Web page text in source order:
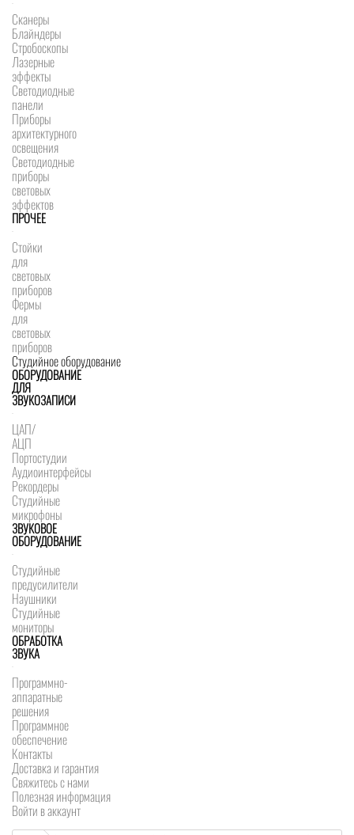
Сканеры
Блайндеры
Стробоскопы
Лазерные
эффекты
Светодиодные
панели
Приборы
архитектурного
освещения
Светодиодные
приборы
световых
эффектов
ПРОЧЕЕ
Стойки
для
световых
приборов
Фермы
для
световых
приборов
Студийное оборудование
ОБОРУДОВАНИЕ
ДЛЯ
ЗВУКОЗАПИСИ
ЦАП/
АЦП
Портостудии
Аудиоинтерфейсы
Рекордеры
Студийные
микрофоны
ЗВУКОВОЕ
ОБОРУДОВАНИЕ
Студийные
предусилители
Наушники
Студийные
мониторы
ОБРАБОТКА
ЗВУКА
Программно-
аппаратные
решения
Программное
обеспечение
Контакты
Доставка и гарантия
Свяжитесь с нами
Полезная информация
Войти в аккаунт